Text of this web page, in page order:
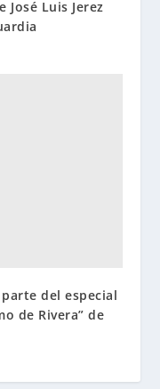
Luis Jerez
del especial
de Rivera” de